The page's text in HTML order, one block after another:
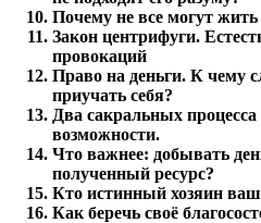
Почему не все могут
Закон центрифуги.
провокаций
Право на деньги. К чему
приучать себя?
Два сакральных процесса
возможности.
Что важнее: добывать
полученный ресурс?
Кто истинный хозяин
Как беречь своё